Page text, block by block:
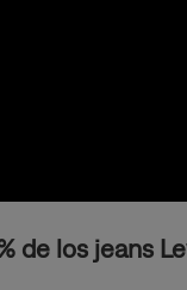
de los jeans